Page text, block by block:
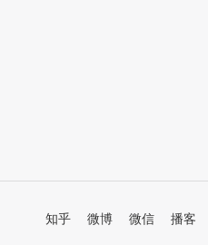
知乎 微博 微信 播客